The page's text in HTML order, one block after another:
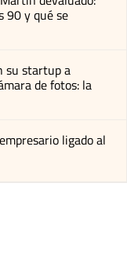
90 y qué se
su startup a
de fotos: la
ligado al